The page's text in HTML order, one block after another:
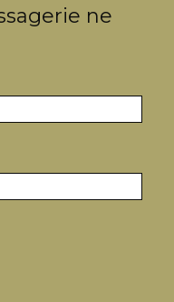
ne